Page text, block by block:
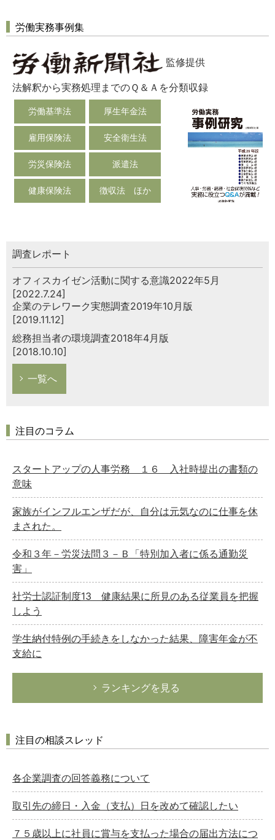
労働実務事例集
監修提供
法解釈から実務処理までのＱ＆Ａを分類収録
労働基準法 厚生年金法
雇用保険法 安全衛生法
労災保険法 派遣法
健康保険法 徴収法 ほか
調査レポート
オフィスカイゼン活動に関する意識2022年5月
[2022.7.24]
企業のテレワーク実態調査2019年10月版
[2019.11.12]
総務担当者の環境調査2018年4月版
[2018.10.10]
一覧へ
注目のコラム
スタートアップの人事労務 １６ 入社時提出の書類の
意味
家族がインフルエンザだが、自分は元気なのに仕事を休
まされた。
令和３年－労災法問３－Ｂ「特別加入者に係る通勤災
害」
社労士認証制度13 健康結果に所見のある従業員を把握
しよう
学生納付特例の手続きをしなかった結果、障害年金が不
支給に
ランキングを見る
注目の相談スレッド
各企業調査の回答義務について
取引先の締日・入金（支払）日を改めて確認したい
７５歳以上に社員に賞与を支払った場合の届出方法につ